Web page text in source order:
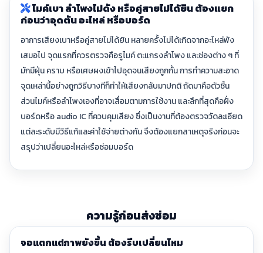
ไมค์เบา ลำโพงไม่ดัง หรือคู่สายไม่ได้ยิน ต้องแยก
ก่อนว่าอุดตัน อะไหล่ หรือบอร์ด
อาการเสียงเบาหรือคู่สายไม่ได้ยิน หลายครั้งไม่ได้เกิดจากอะไหล่พัง
เสมอไป จุดแรกที่ควรตรวจคือรูไมค์ ตะแกรงลำโพง และช่องต่าง ๆ ที่
มักมีฝุ่น คราบ หรือเศษผงเข้าไปอุดจนเสียงถูกกั้น การทำความสะอาด
จุดเหล่านี้อย่างถูกวิธีบางทีก็ทำให้เสียงกลับมาปกติ ถัดมาคือตัวชิ้น
ส่วนไมค์หรือลำโพงเองที่อาจเสื่อมตามการใช้งาน และลึกที่สุดคือฝั่ง
บอร์ดหรือ audio IC ที่ควบคุมเสียง ซึ่งเป็นงานที่ต้องตรวจวัดละเอียด
แต่ละระดับมีวิธีแก้และค่าใช้จ่ายต่างกัน จึงต้องแยกสาเหตุจริงก่อนจะ
สรุปว่าเปลี่ยนอะไหล่หรือซ่อมบอร์ด
ความรู้ก่อนส่งซ่อม
จอแตกแต่ภาพยังขึ้น ต้องรีบเปลี่ยนไหม